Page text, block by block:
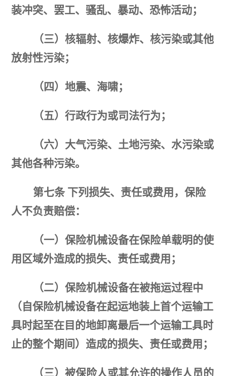
装冲突、罢工、骚乱、暴动、恐怖活动；
（三）核辐射、核爆炸、核污染或其他
放射性污染；
（四）地震、海啸；
（五）行政行为或司法行为；
（六）大气污染、土地污染、水污染或
其他各种污染。
第七条 下列损失、责任或费用，保险
人不负责赔偿：
（一）保险机械设备在保险单载明的使
用区域外造成的损失、责任或费用；
（二）保险机械设备在被拖运过程中
（自保险机械设备在起运地装上首个运输工
具时起至在目的地卸离最后一个运输工具时
止的整个期间）造成的损失、责任或费用；
（三）被保险人或其允许的操作人员的